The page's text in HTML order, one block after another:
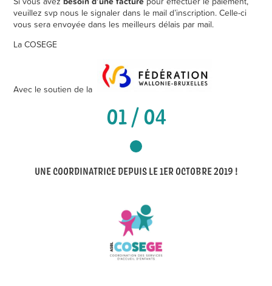
veuillez svp nous le signaler dans le mail d’inscription. Celle-ci
vous sera envoyée dans les meilleurs délais par mail.
La COSEGE
Avec le soutien de la
01 / 04
UNE COORDINATRICE DEPUIS LE 1ER OCTOBRE 2019 !